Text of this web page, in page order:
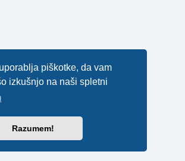
piškotke, da vam
izkušnjo na naši spletni
Razumem!